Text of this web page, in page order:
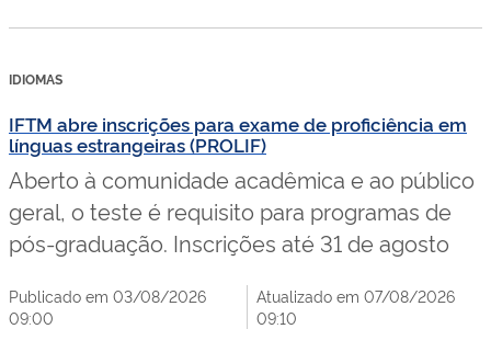
IDIOMAS
IFTM abre inscrições para exame de proficiência em
línguas estrangeiras (PROLIF)
Aberto à comunidade acadêmica e ao público
geral, o teste é requisito para programas de
pós-graduação. Inscrições até 31 de agosto
Publicado em 03/08/2026
09:00
Atualizado em 07/08/2026
09:10